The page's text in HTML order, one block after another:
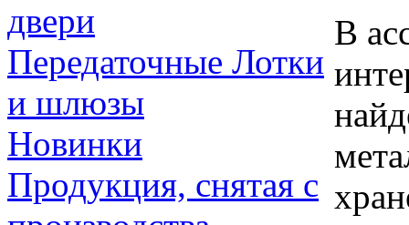
двери
Передаточные Лотки
и шлюзы
Новинки
Продукция, снятая с
В